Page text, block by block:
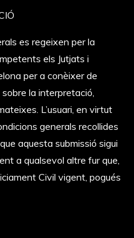
es regeixen per la
els Jutjats i
per a conèixer de
la interpretació,
L’usuari, en virtut
generals recollides
aquesta submissió sigui
a qualsevol altre fur que,
Civil vigent, pogués